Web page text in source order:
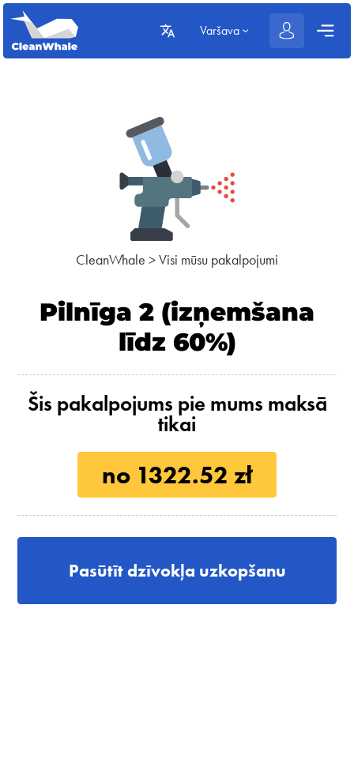
Varšava
CleanWhale >Visi mūsu pakalpojumi
Pilnīga 2 (izņemšana
līdz 60%)
Šis pakalpojums pie mums maksā
tikai
no 1322.52 zł
Pasūtīt dzīvokļa uzkopšanu